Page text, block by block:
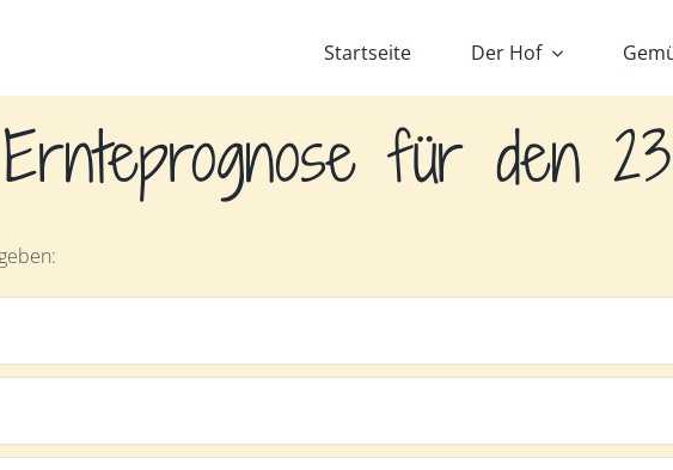
Startseite Der Hof
Ernteprognose für den